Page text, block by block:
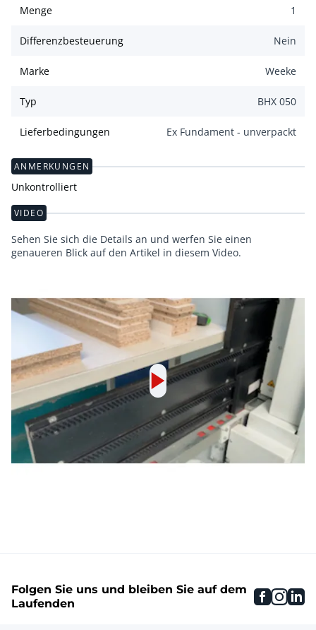
Menge 1
Differenzbesteuerung Nein
Marke Weeke
Typ BHX 050
Lieferbedingungen Ex Fundament - unverpackt
ANMERKUNGEN
Unkontrolliert
VIDEO
Sehen Sie sich die Details an und werfen Sie einen
genaueren Blick auf den Artikel in diesem Video.
Folgen Sie uns und bleiben Sie auf dem
Laufenden